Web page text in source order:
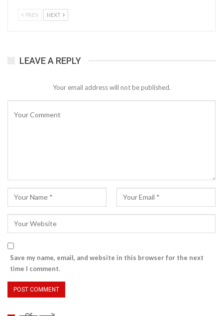
PREV NEXT
LEAVE A REPLY
Your email address will not be published.
Save my name, email, and website in this browser for the next
time I comment.